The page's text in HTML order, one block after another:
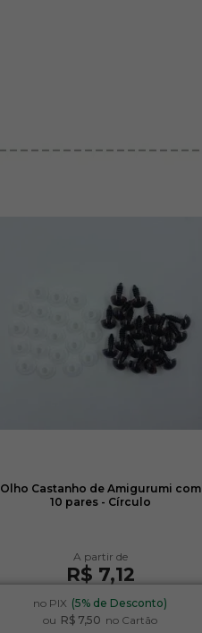
Olho Castanho de Amigurumi com
10 pares - Círculo
R$ 7,12
no PIX (5% de Desconto)
ou R$ 7,50 no Cartão